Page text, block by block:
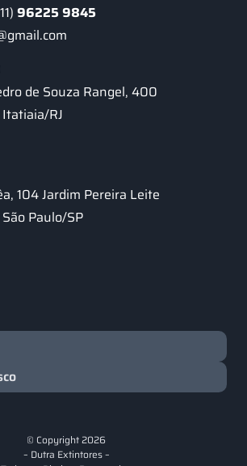
96225 9845
de Souza Rangel, 400
RJ
104 Jardim Pereira Leite
Paulo/SP
© Copyright 2026
– Dutra Extintores –